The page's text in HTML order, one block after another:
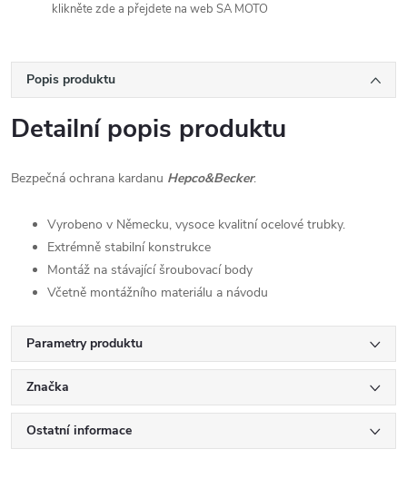
klikněte zde a přejdete na web SA MOTO
Popis produktu
Detailní popis produktu
Bezpečná ochrana kardanu Hepco&Becker.
Vyrobeno v Německu, vysoce kvalitní ocelové trubky.
Extrémně stabilní konstrukce
Montáž na stávající šroubovací body
Včetně montážního materiálu a návodu
Parametry produktu
Značka
Ostatní informace